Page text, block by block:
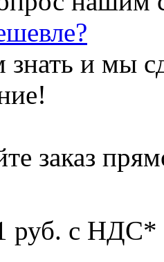
знать и мы
заказ
руб. с НДС*